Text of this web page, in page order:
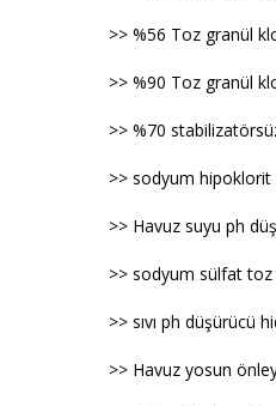
>> %56 Toz granül
>> %90 Toz granül
>> %70
>> sodyum hipoklorit
>> Havuz suyu ph
>> sodyum sülfat toz
>> sıvı ph düşürücü
>> Havuz yosun